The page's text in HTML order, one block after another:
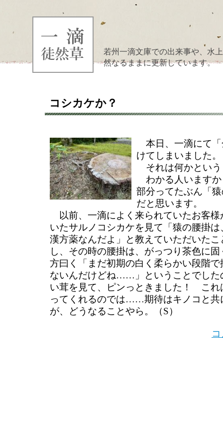
若州一滴文庫での出来事や、水
然なるままに更新しています。
コシカケか？
本日、一滴にて「
けてしまいました。
それは何かという
わかる人います
部分ってたぶん「
だと思います。
以前、一滴によく来られていたお客様
いたサルノコシカケを見て「猿の腰掛
漢方薬なんだよ」と教えていただいた
し、その時の腰掛は、がっつり茶色に
方曰く「まだ初期の白く柔らかい段階
ないんだけどね……」ということでした
い茸を見て、ピンっときました！ これ
ってくれるのでは……期待はキノコと共
が、どうなることやら。（S）